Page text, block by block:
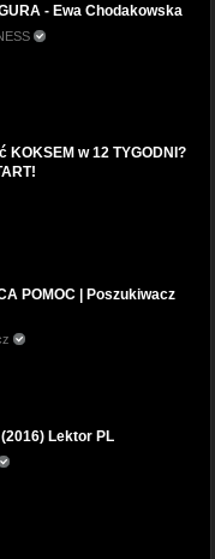
- Ewa Chodakowska
KOKSEM w 12 TYGODNI?
POMOC | Poszukiwacz
Lektor PL